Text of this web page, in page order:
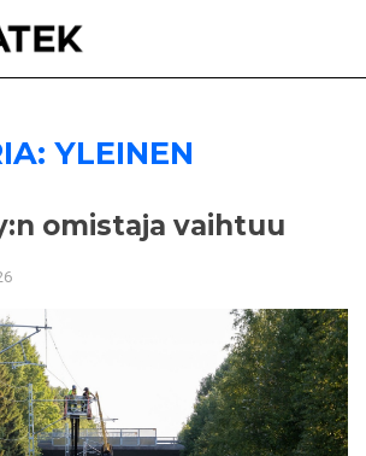
YLEINEN
omistaja vaihtuu